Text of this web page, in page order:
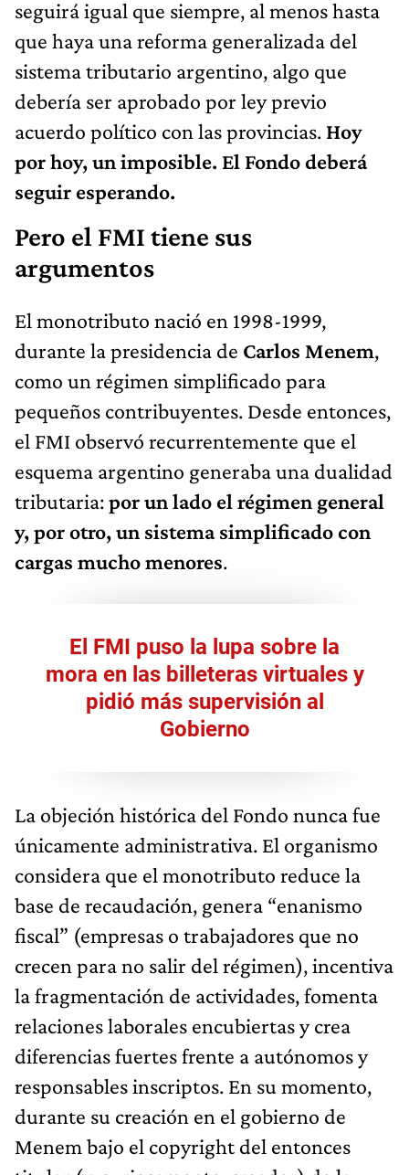
seguirá igual que siempre, al menos hasta
que haya una reforma generalizada del
sistema tributario argentino, algo que
debería ser aprobado por ley previo
acuerdo político con las provincias. Hoy
por hoy, un imposible. El Fondo deberá
seguir esperando.
Pero el FMI tiene sus
argumentos
El monotributo nació en 1998-1999,
durante la presidencia de Carlos Menem,
como un régimen simplificado para
pequeños contribuyentes. Desde entonces,
el FMI observó recurrentemente que el
esquema argentino generaba una dualidad
tributaria:por un lado el régimen general
y, por otro, un sistema simplificado con
cargas mucho menores.
El FMI puso la lupa sobre la
mora en las billeteras virtuales y
pidió más supervisión al
Gobierno
La objeción histórica del Fondo nunca fue
únicamente administrativa. El organismo
considera que el monotributo reduce la
base de recaudación, genera “enanismo
fiscal” (empresas o trabajadores que no
crecen para no salir del régimen), incentiva
la fragmentación de actividades, fomenta
relaciones laborales encubiertas y crea
diferencias fuertes frente a autónomos y
responsables inscriptos. En su momento,
durante su creación en el gobierno de
Menem bajo el copyright del entonces